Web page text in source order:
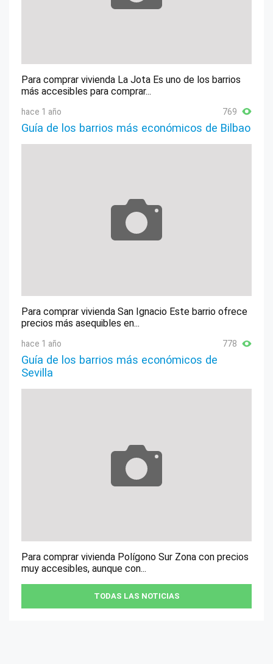
Para comprar vivienda La Jota Es uno de los barrios
más accesibles para comprar...
hace 1 año 769
Guía de los barrios más económicos de Bilbao
Para comprar vivienda San Ignacio Este barrio ofrece
precios más asequibles en...
hace 1 año 778
Guía de los barrios más económicos de
Sevilla
Para comprar vivienda Polígono Sur Zona con precios
muy accesibles, aunque con...
TODAS LAS NOTICIAS